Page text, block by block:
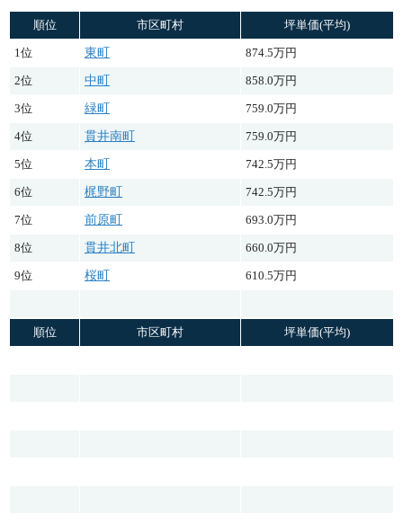
順位 市区町村 坪単価(平均)
1位 東町 874.5万円
2位 中町 858.0万円
3位 緑町 759.0万円
4位 貫井南町 759.0万円
5位 本町 742.5万円
6位 梶野町 742.5万円
7位 前原町 693.0万円
8位 貫井北町 660.0万円
9位 桜町 610.5万円
順位 市区町村 坪単価(平均)